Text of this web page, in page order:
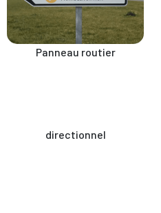
Panneau routier
directionnel